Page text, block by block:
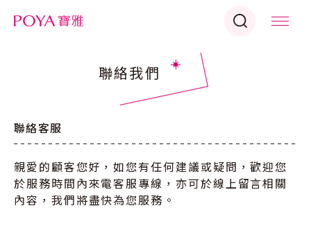
聯絡我們
聯絡客服
親愛的顧客您好，如您有任何建議或疑問，歡迎您
於服務時間內來電客服專線，亦可於線上留言相關
內容，我們將盡快為您服務。